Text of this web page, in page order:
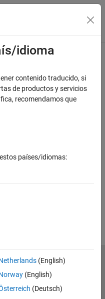
de navegación
information?
idioma
contenido traducido, si
de productos y servicios
recomendamos que
países/idiomas:
(English)
(English)
(Deutsch)
Estado de las aplicaciones